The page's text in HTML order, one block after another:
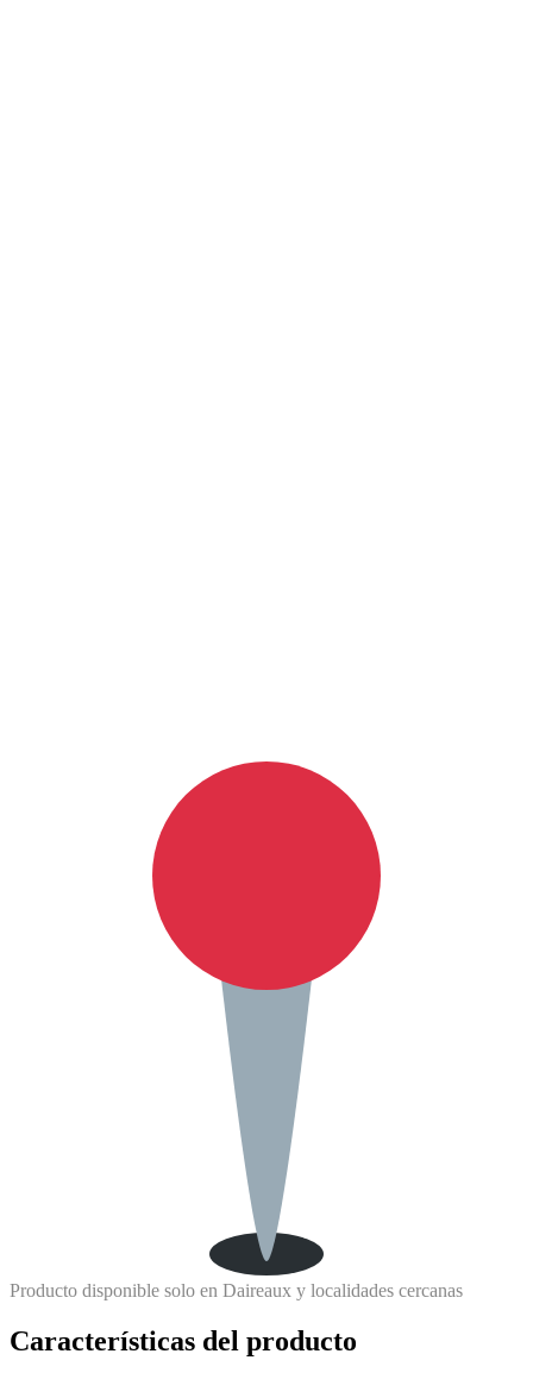
Producto disponible solo en Daireaux y localidades cercanas
Características del producto